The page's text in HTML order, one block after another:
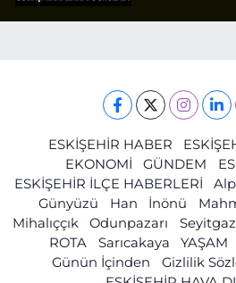
ESKİŞEHİR HABER
EKONOMİ
GÜNDEM
ESKİŞEHİR İLÇE HABERLERİ
Günyüzü
Han İnönü
Mihalıççık
Odunpazarı
ROTA
Sarıcakaya YAŞAM
Günün İçinden
Gizlilik